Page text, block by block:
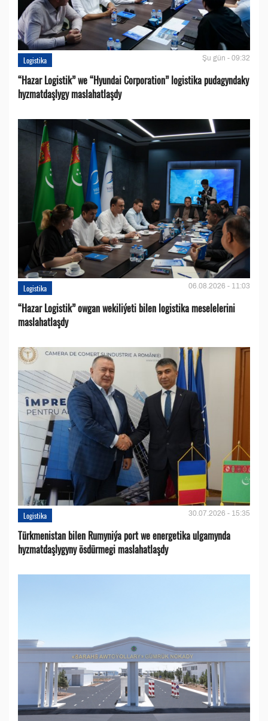
Logistika Şu gün - 09:32
“Hazar Logistik” we “Hyundai Corporation” logistika pudagyndaky
hyzmatdaşlygy maslahatlaşdy
Logistika 06.08.2026 - 11:03
“Hazar Logistik” owgan wekiliýeti bilen logistika meselelerini
maslahatlaşdy
Logistika 30.07.2026 - 15:35
Türkmenistan bilen Rumyniýa port we energetika ulgamynda
hyzmatdaşlygyny ösdürmegi maslahatlaşdy